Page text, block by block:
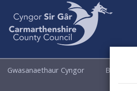
Gwasanaethaur Cyngor Busnes